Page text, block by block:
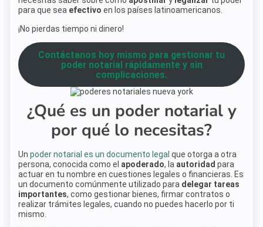
para que sea efectivo en los países latinoamericanos.
¡No pierdas tiempo ni dinero!
Contáctanos hoy mismo para gestionar tu
poder notarial rápidamente y sin
complicaciones.
¿Qué es un poder notarial y
por qué lo necesitas?
Un poder notarial es un documento legal que otorga a otra
persona, conocida como el apoderado, la autoridad para
actuar en tu nombre en cuestiones legales o financieras. Es
un documento comúnmente utilizado para delegar tareas
importantes, como gestionar bienes, firmar contratos o
realizar trámites legales, cuando no puedes hacerlo por ti
mismo.